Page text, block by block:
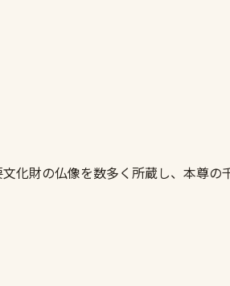
化財の仏像を数多く所蔵し、本尊